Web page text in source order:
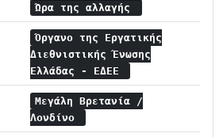
Ώρα της αλλαγής
Όργανο της Εργατικής
Διεθνιστικής Ένωσης
Ελλάδας - ΕΔΕΕ
Μεγάλη Βρετανία /
Λονδίνο